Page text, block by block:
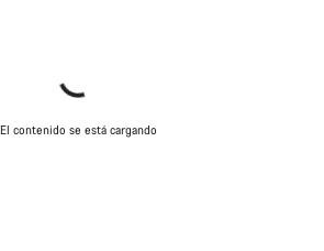
El contenido se está cargando